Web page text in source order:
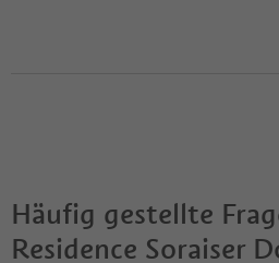
Häufig gestellte
Residence Soraiser